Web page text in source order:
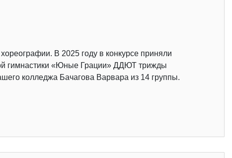
В 2025 году в конкурсе приняли
гимнастики «Юные Грации» ДДЮТ трижды
колледжа Бачагова Варвара из 14 группы.